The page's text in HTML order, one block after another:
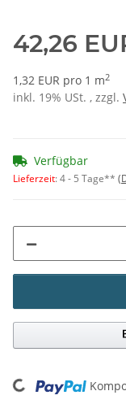
42,26
1,32 EUR pro 1 m2
inkl. 19% USt. , zzgl.
Verfügbar
Lieferzeit:4 - 5 Tage**